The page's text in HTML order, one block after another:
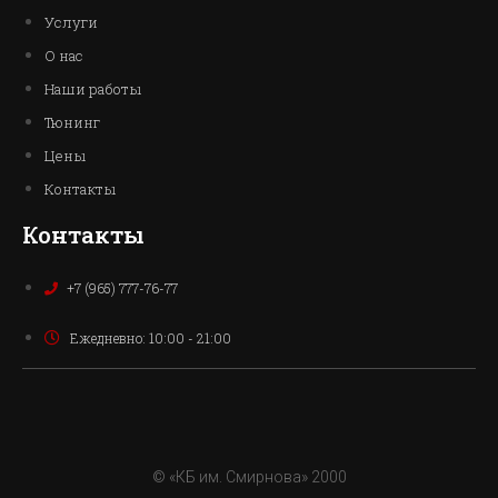
Услуги
О нас
Наши работы
Тюнинг
Цены
Контакты
Контакты
+7 (965) 777-76-77
Ежедневно: 10:00 - 21:00
© «КБ им. Смирнова» 2000